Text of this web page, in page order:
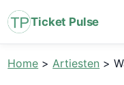
Ticket Pulse
Home >Artiesten >